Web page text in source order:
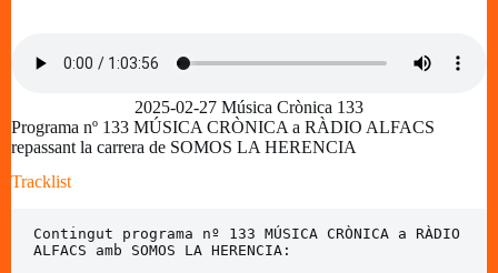
2025-02-27 Música Crònica 133
Programa nº 133 MÚSICA CRÒNICA a RÀDIO ALFACS
repassant la carrera de SOMOS LA HERENCIA
Tracklist
Contingut programa nº 133 MÚSICA CRÒNICA a RÀDIO
ALFACS amb SOMOS LA HERENCIA: